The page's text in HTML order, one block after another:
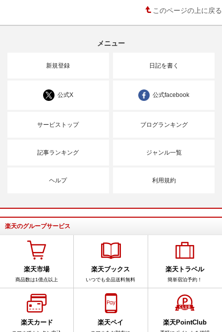
このページの上に戻る
メニュー
新規登録 日記を書く
公式X 公式facebook
サービストップ ブログランキング
記事ランキング ジャンル一覧
ヘルプ 利用規約
楽天のグループサービス
楽天市場
商品数は1億点以上
楽天ブックス
いつでも全品送料無料
楽天トラベル
簡単宿泊予約！
楽天カード 楽天ペイ 楽天PointClub